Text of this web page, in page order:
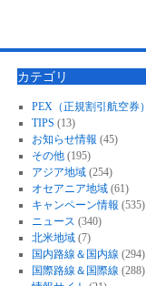
カテゴリ
PEX（正規割引航空券）
TIPS (13)
お知らせ情報 (45)
その他(195)
アジア地域(254)
オセアニア地域(61)
キャンペーン情報 (535)
ニュース (340)
北米地域(7)
国内路線＆国内線 (294)
国際路線＆国際線 (288)